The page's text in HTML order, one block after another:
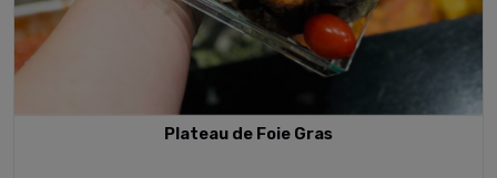
Plateau de Foie Gras